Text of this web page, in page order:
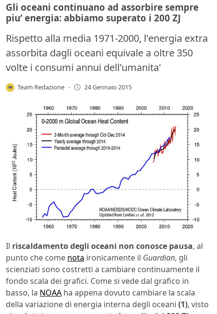
Gli oceani continuano ad assorbire sempre
piu’ energia: abbiamo superato i 200 ZJ
Rispetto alla media 1971-2000, l'energia extra
assorbita dagli oceani equivale a oltre 350
volte i consumi annui dell'umanita'
Team Redazione - 24 Gennaio 2015
Il riscaldamento degli oceani non conosce pausa, al
punto che come nota ironicamente il Guardian, gli
scienziati sono costretti a cambiare continuamente il
fondo scala dei grafici. Come si vede dal grafico in
basso, la NOAA ha appena dovuto cambiare la scala
della variazione di energia interna degli oceani (1), visto